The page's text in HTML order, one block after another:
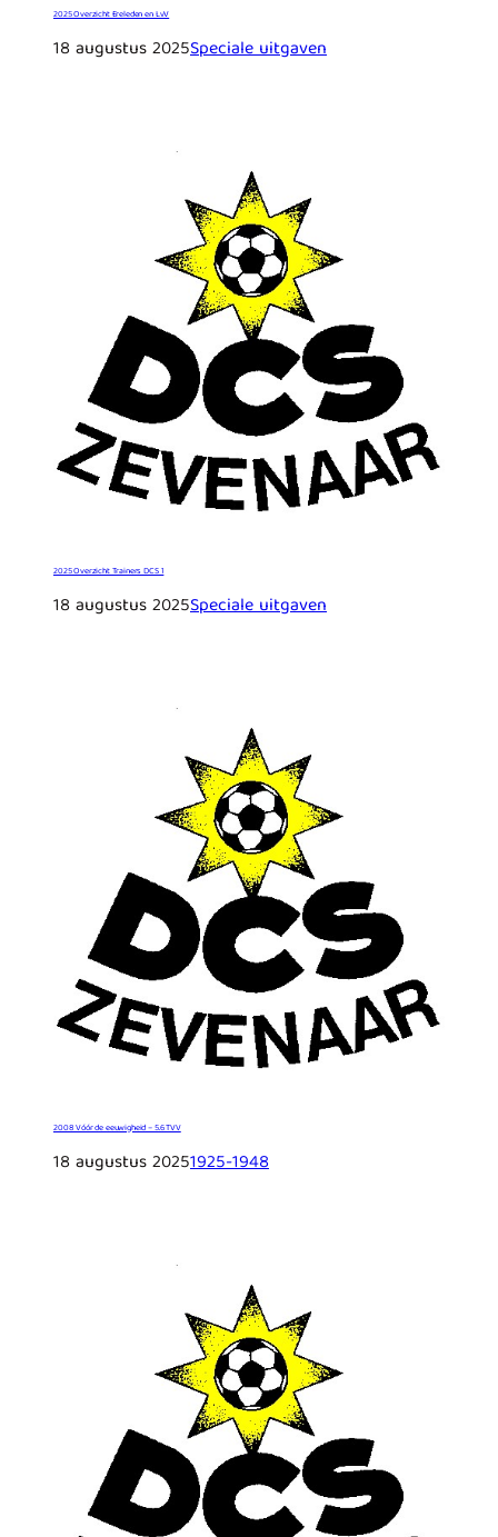
2025 Overzicht Ereleden en LvV
18 augustus 2025Speciale uitgaven
2025 Overzicht Trainers DCS 1
18 augustus 2025Speciale uitgaven
2008 Vóór de eeuwigheid – 5.6 TVV
18 augustus 20251925-1948